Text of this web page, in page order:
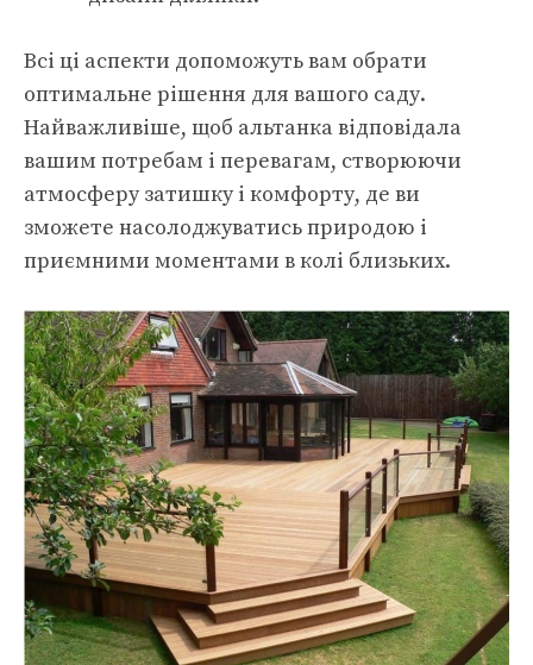
Всі ці аспекти допоможуть вам обрати
оптимальне рішення для вашого саду.
Найважливіше, щоб альтанка відповідала
вашим потребам і перевагам, створюючи
атмосферу затишку і комфорту, де ви
зможете насолоджуватись природою і
приємними моментами в колі близьких.